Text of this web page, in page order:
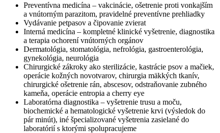
Preventívna medicína – vakcinácie, ošetrenie proti vonkajším
a vnútorným parazitom, pravidelné preventívne prehliadky
Vydávanie petpasov a čipovanie zvierat
Interná medicína – kompletné klinické vyšetrenie, diagnostika
a terapia ochorení vnútorných orgánov
Dermatológia, stomatológia, nefrológia, gastroenterológia,
gynekológia, neurológia
Chirurgické zákroky ako sterilizácie, kastrácie psov a mačiek,
operácie kožných novotvarov, chirurgia mäkkých tkanív,
chirurgické ošetrenie rán, abscesov, odstraňovanie zubného
kameňa, operácie entropia a cherry eye
Laboratórna diagnostika – vyšetrenie trusu a moču,
biochemické a hematologické vyšetrenie krvi (výsledok do
pár minút), iné špecializované vyšetrenia zasielané do
laboratórií s ktorými spolupracujeme